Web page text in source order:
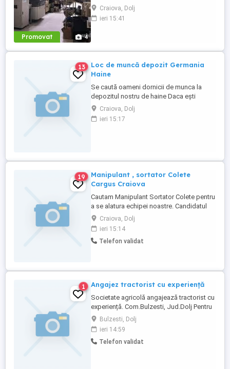
Promovat 4
financiar excelent! Angajam operatori CNC
care au cunostinte de desen tehnic cu
CAZARE GRATUITA la o fabrica din Brasov
asambleaza componente ...
Craiova, Dolj
ieri 15:41
13
Loc de muncă depozit Germania
Haine
Se caută oameni dornicii de munca la
depozitul nostru de haine Daca ești
interesat de un loc de muncă în industria
textila noi vă putem oferi: -Se lucrează de
luni până vineri 8 ore pe zi luni până
Craiova, Dolj
ieri 15:17
19
Manipulant , sortator Colete
Cargus Craiova
Cautam Manipulant Sortator Colete pentru
a se alatura echipei noastre. Candidatul
ideal va fi responsabil de manipularea,
sortarea și scanarea coletelor, asigurând
acuratețea și eficiența procesului de
expediere. Locatie loc de munca Cargus
Craiova, Dolj
ieri 15:14
Telefon validat
1 Angajez tractorist cu experiență
Societate agricolă angajează tractorist cu
experiență. Com.Bulzesti, Jud.Dolj Pentru
detalii, va rog a ma contacta .
Bulzesti, Dolj
ieri 14:59
Telefon validat